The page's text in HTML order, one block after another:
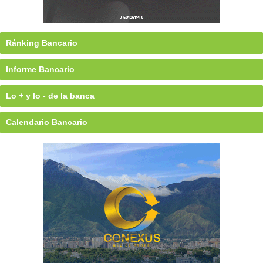
Ránking Bancario
Informe Bancario
Lo + y lo - de la banca
Calendario Bancario